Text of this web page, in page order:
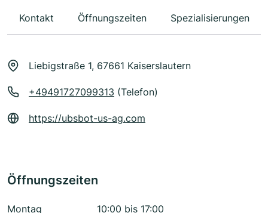
Kontakt Öffnungszeiten Spezialisierungen
Liebigstraße 1, 67661 Kaiserslautern
+49491727099313 (Telefon)
https://ubsbot-us-ag.com
Öffnungszeiten
Montag
10:00 bis 17:00